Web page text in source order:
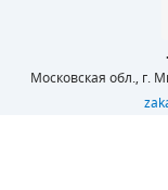
Московская обл., г.